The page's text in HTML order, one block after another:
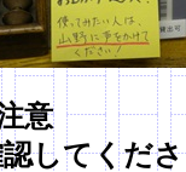
意
してくだ